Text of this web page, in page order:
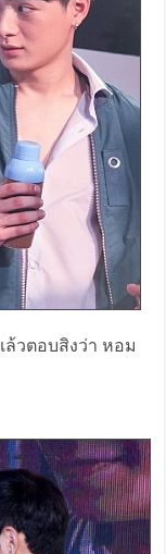
ล้วตอบสิงว่า หอม